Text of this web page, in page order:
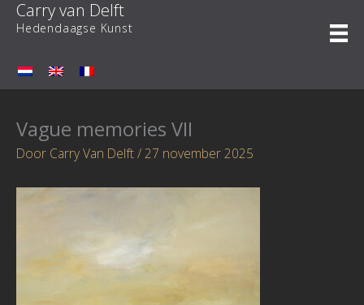
naar
inhoud
Carry van Delft
Hedendaagse Kunst
Vague memories VII
Door Carry Van Delft/27 november 2025